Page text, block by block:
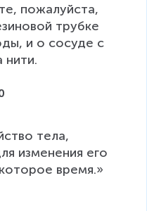
пожалуйста,
трубке
и о сосуде с
тела,
изменения его
время.»